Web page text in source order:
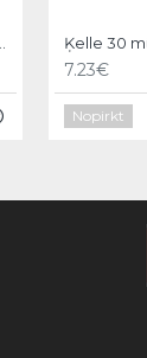
7.23€
Nopirkt